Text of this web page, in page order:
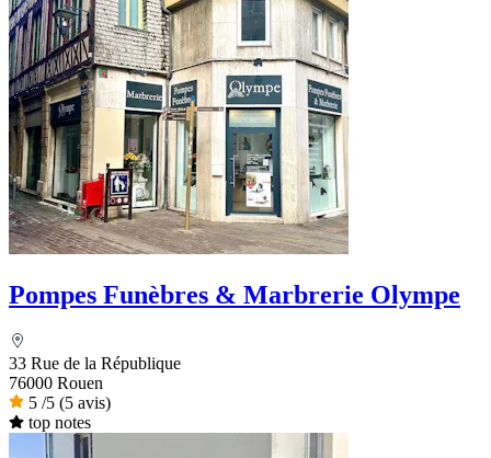
Pompes Funèbres & Marbrerie Olympe
33 Rue de la République
76000 Rouen
5 /5 (5 avis)
top notes